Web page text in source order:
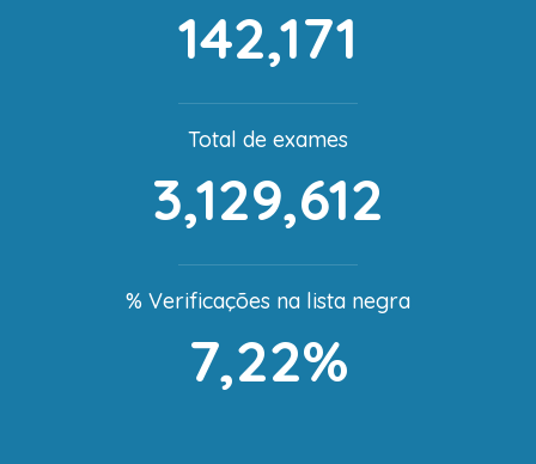
142,171
Total de exames
3,129,612
% Verificações na lista negra
7,22%